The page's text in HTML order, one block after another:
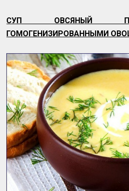
СУП ОВСЯНЫЙ
ГОМОГЕНИЗИРОВАННЫМИ